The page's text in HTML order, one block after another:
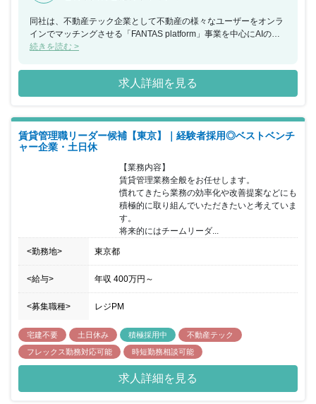
同社は、不動産テック企業として不動産の様々なユーザーをオンラ
インでマッチングさせる「FANTAS platform」事業を中心にAIの活
用やアプリの開発などテクノロジーを取り入れた事業展開を行って
補として賃貸管理業務全般やチームリーダーとして、組織運営やメ
ンバーマネジメント等をお任せできる方を募集することとなりまし
た。 来年夏までに開業予定で動いており、3ヶ月～6か月程度は本
躍いただける方を求めております。 大阪支店の稼働後は、賃貸管理
業務全般だけでなく東京のメンバーと連携をとりながら、フットワ
ーク軽くさまざまな業務に対応していただきます。 立上メンバーと
して様々な業務をお任せする中で組織運営やメンバーマネジメント
といった人事総務に関わる業務も行っていただく可能性もあり、幅
広い経験を積むことでキャリアアップだけでなくキャリアの幅を広
げることも可能です。 少人数での立ち上げのため、現状の業務の見
直しや改善案など、自分の意見や考えを自由に提案することができ
ることや既存の枠にとらわれない、新しい取り組みに挑戦できる環
境で一緒に挑戦していただける方を歓迎いたします。
続きを読む >
求人詳細を見る
賃貸管理職リーダー候補【東京】｜経験者採用◎ベストベンチ
ャー企業・土日休
【業務内容】
賃貸管理業務全般をお任せします。
慣れてきたら業務の効率化や改善提案などにも
積極的に取り組んでいただきたいと考えていま
す。
将来的にはチームリーダ...
<勤務地> 東京都
<給与> 年収 400万円 ～
<募集職種> レジPM
宅建不要 土日休み 積極採用中
不動産テック
フレックス勤務対応可能
時短勤務相談可能
求人詳細を見る